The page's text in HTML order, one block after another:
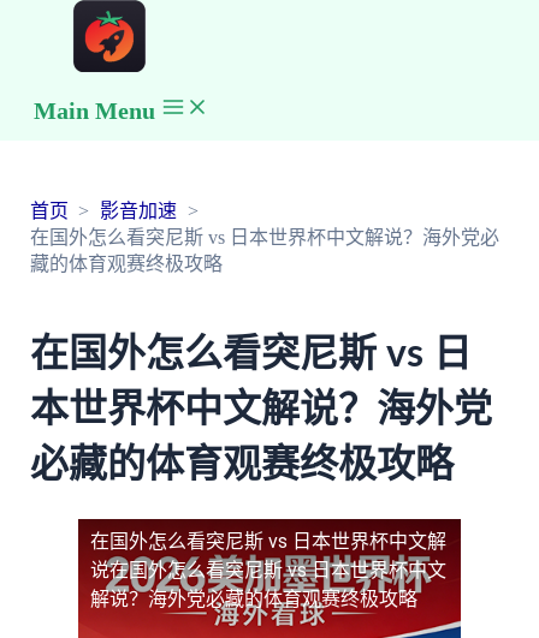
Main Menu
首页
影音加速
在国外怎么看突尼斯 vs 日本世界杯中文解说？海外党必
藏的体育观赛终极攻略
在国外怎么看突尼斯 vs 日
本世界杯中文解说？海外党
必藏的体育观赛终极攻略
在国外怎么看突尼斯 vs 日本世界杯中文解
说在国外怎么看突尼斯 vs 日本世界杯中文
解说？海外党必藏的体育观赛终极攻略